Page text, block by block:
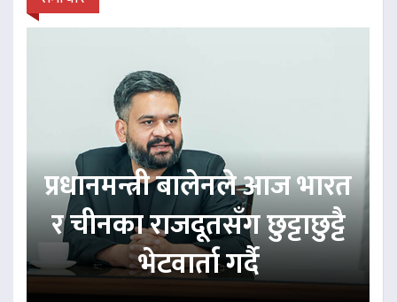
प्रधानमन्त्री बालेनले आज भारत
र चीनका राजदूतसँग छुट्टाछुट्टै
भेटवार्ता गर्दै